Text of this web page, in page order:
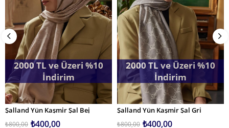
SEPETE EKLE
Şalland Yün Kaşmir Şal Bej
2000 TL ve Üzeri %10
İndirim
₺400,00
₺800,00
SEPETE EKLE
Şalland Yün Kaşmir Şal Gri
2000 TL ve Üzeri %10
İndirim
₺400,00
₺800,00